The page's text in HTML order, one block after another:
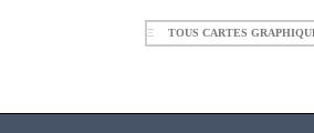
Ξ TOUS CARTES